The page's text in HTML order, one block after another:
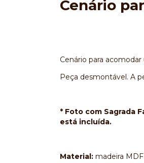
Cenário
Cenário para
Peça desmontável. A
* Foto com Sagrada
está incluída.
Material: madeira